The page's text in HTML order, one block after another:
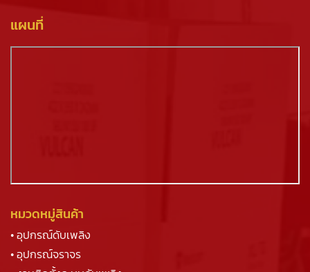
แผนที่
หมวดหมู่สินค้า
• อุปกรณ์ดับเพลิง
• อุปกรณ์จราจร